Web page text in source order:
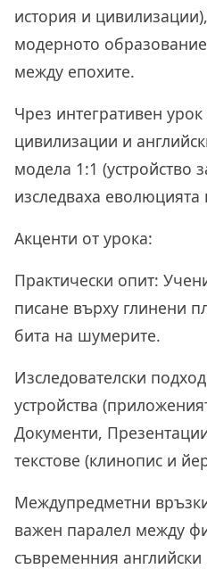
история и
модерното
между епохите.
Чрез интегративен
цивилизации и
модела 1:1 (устройство
изследваха еволюцията
Акценти от урока:
Практически опит:
писане върху глинени
бита на шумерите.
Изследователски
устройства
Документи,
текстове (клинопис и
Междупредметни
важен паралел между
съвременния английски